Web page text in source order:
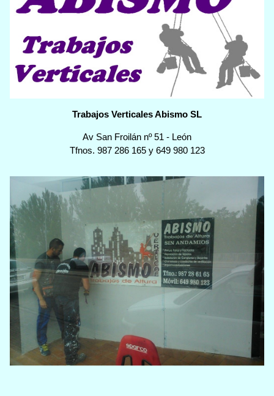
Trabajos Verticales Abismo SL
Av San Froilán nº 51 - León
Tfnos. 987 286 165y 649 980 123